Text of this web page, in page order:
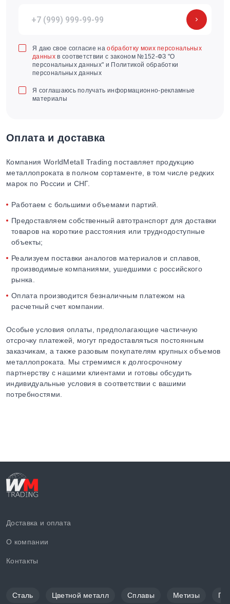
Я даю свое согласие наобработку моих персональных
данныхв соответствии с законом №152-ФЗ "О
персональных данных" и Политикой обработки
персональных данных
Я соглашаюсь получать информационно-рекламные
материалы
Оплата и доставка
Компания WorldMetall Trading поставляет продукцию
металлопроката в полном сортаменте, в том числе редких
марок по России и СНГ.
Работаем с большими объемами партий.
Предоставляем собственный автотранспорт для доставки
товаров на короткие расстояния или труднодоступные
объекты;
Реализуем поставки аналогов материалов и сплавов,
производимые компаниями, ушедшими с российского
рынка.
Оплата производится безналичным платежом на
расчетный счет компании.
Особые условия оплаты, предполагающие частичную
отсрочку платежей, могут предоставляться постоянным
заказчикам, а также разовым покупателям крупных объемов
металлопроката. Мы стремимся к долгосрочному
партнерству с нашими клиентами и готовы обсудить
индивидуальные условия в соответствии с вашими
потребностями.
Доставка и оплата
О компании
Контакты
Сталь Цветной металл Сплавы Метизы